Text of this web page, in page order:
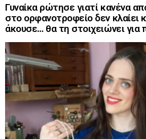
Γυναίκα ρώτησε γιατί κανένα
στο ορφανοτροφείο δεν κλαίει
άκουσε… θα τη στοιχειώνει για